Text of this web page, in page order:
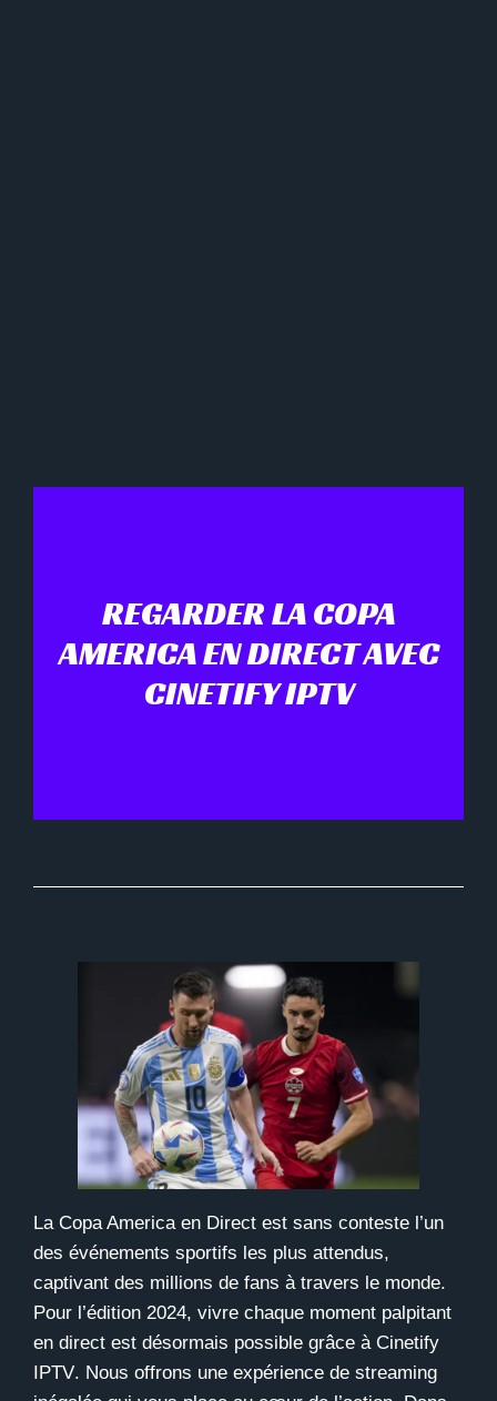
REGARDER LA COPA
AMERICA EN DIRECT AVEC
CINETIFY IPTV
La Copa America en Direct est sans conteste l’un
des événements sportifs les plus attendus,
captivant des millions de fans à travers le monde.
Pour l’édition 2024, vivre chaque moment palpitant
en direct est désormais possible grâce à Cinetify
IPTV. Nous offrons une expérience de streaming